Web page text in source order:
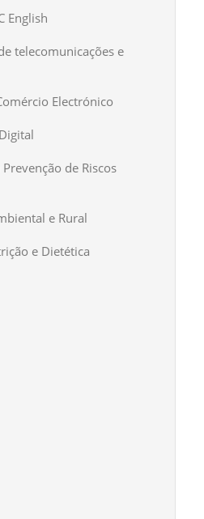
English
telecomunicações e
Electrónico
de Riscos
e Rural
e Dietética